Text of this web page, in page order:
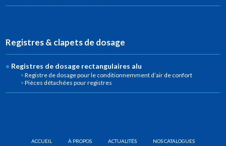
Registres & clapets de dosage
Registres de dosage rectangulaires alu
Registre de dosage pour le conditionnemment d’air de confort
Pièces détachées pour registres
ACCUEIL À PROPOS ACTUALITÉS NOS CATALOGUES